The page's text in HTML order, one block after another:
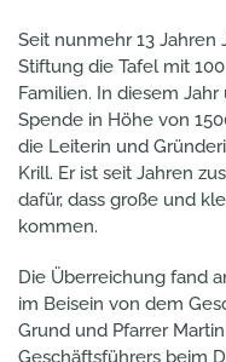
Seit nunmehr 13
Stiftung die Tafel mit
Familien. In diesem
Spende in Höhe von
die Leiterin und
Krill. Er ist seit Jahren
dafür, dass große und
kommen.
Die Überreichung fand
im Beisein von dem
Grund und Pfarrer
Geschäftsführers beim